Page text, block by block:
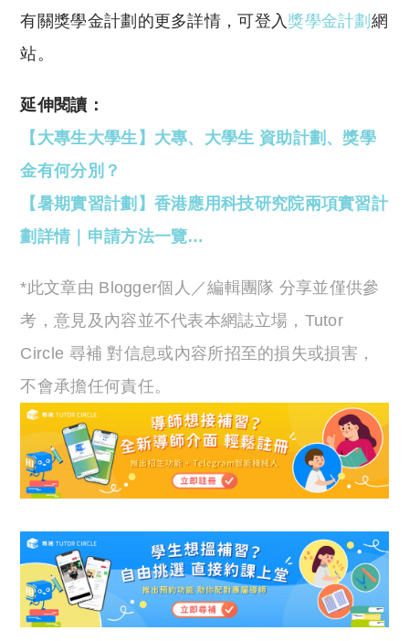
有關獎學金計劃的更多詳情，可登入 獎學金計劃 網
站。
延伸閱讀：
【大專生大學生】大專、大學生 資助計劃、獎學
金有何分別？
【暑期實習計劃】香港應用科技研究院兩項實習計
劃詳情｜申請方法一覽…
*此文章由 Blogger個人／編輯團隊 分享並僅供參
考，意見及內容並不代表本網誌立場，Tutor
Circle 尋補 對信息或內容所招至的損失或損害，
不會承擔任何責任。